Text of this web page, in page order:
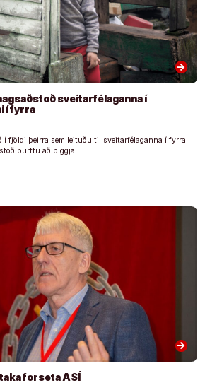
arrow_forward
sveitarfélaganna í
í fyrra
í fjöldi þeirra sem leituðu til sveitarfélaganna í fyrra.
þurftu að þiggja …
arrow_forward
forseta ASÍ